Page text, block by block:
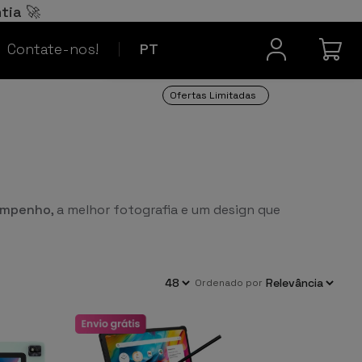
🚀
PT
Contate-nos!
Contacto
Ofertas Limitadas
, a melhor fotografia e um design que
ordenado por